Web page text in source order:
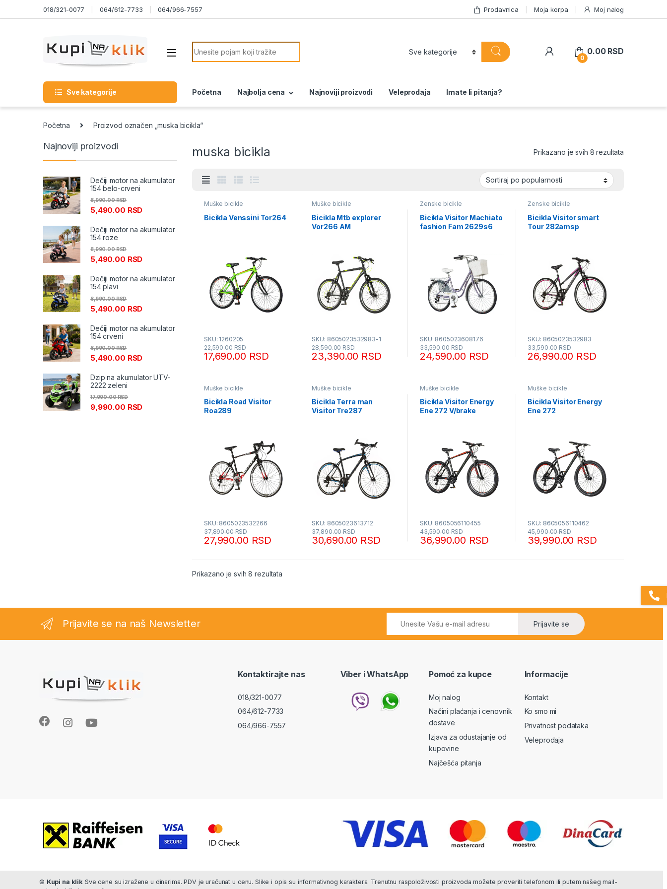
Skip to navigation018/321-0077 064/612-7733 064/966-7557 Prodavnica Moja korpa Moj nalog
Search for:
0
0.00 RSD
Sve kategorije Početna Najbolja cena Najnoviji proizvodi Veleprodaja Imate li pitanja?
Početna Proizvod označen „muska bicikla“
muska bicikla Prikazano je svih 8 rezultata
Muške bicikle
Bicikla Venssini Tor264
SKU: 1260205
17,690.00 RSD
22,590.00RSD
Muške bicikle
Bicikla Mtb explorer
Vor266 AM
SKU: 8605023532983-1
23,390.00 RSD
28,590.00RSD
Ženske bicikle
Bicikla Visitor Machiato
fashion Fam 2629s6
SKU: 8605023608176
24,590.00 RSD
33,590.00RSD
Ženske bicikle
Bicikla Visitor smart
Tour 282amsp
SKU: 8605023532983
26,990.00 RSD
33,590.00RSD
Muške bicikle
Bicikla Road Visitor
Roa289
SKU: 8605023532266
27,990.00 RSD
37,890.00RSD
Muške bicikle
Bicikla Terra man
Visitor Tre287
SKU: 8605023613712
30,690.00 RSD
37,890.00RSD
Muške bicikle
Bicikla Visitor Energy
Ene 272 V/brake
SKU: 8605056110455
36,990.00 RSD
43,590.00RSD
Muške bicikle
Bicikla Visitor Energy
Ene 272
SKU: 8605056110462
39,990.00 RSD
45,990.00RSD
Prikazano je svih 8 rezultataSortirano po popularnosti
Najnoviji proizvodi
Dečiji motor na akumulator
154 belo-crveni
5,490.00 RSD
8,990.00RSD
Dečiji motor na akumulator
154 roze
5,490.00 RSD
8,990.00RSD
Dečiji motor na akumulator
154 plavi
5,490.00 RSD
8,990.00RSD
Dečiji motor na akumulator
154 crveni
5,490.00 RSD
8,990.00RSD
Dzip na akumulator UTV-
2222 zeleni
9,990.00 RSD
17,990.00RSD
Prijavite se na naš Newsletter Prijavite se
Kontaktirajte nas
018/321-0077
064/612-7733
064/966-7557
Viber i WhatsApp Pomoć za kupce
Moj nalog
Načini plaćanja i cenovnik
dostave
Izjava za odustajanje od
kupovine
Najčešća pitanja
Informacije
Kontakt
Ko smo mi
Privatnost podataka
Veleprodaja
© Kupi na klik Sve cene su izražene u dinarima. PDV je uračunat u cenu. Slike i opis su informativnog karaktera. Trenutnu raspoloživosti proizvoda možete proveriti telefonom ili putem našeg mail-